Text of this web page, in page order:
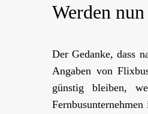
Werden
Der Gedanke, dass
Angaben von
günstig bleiben,